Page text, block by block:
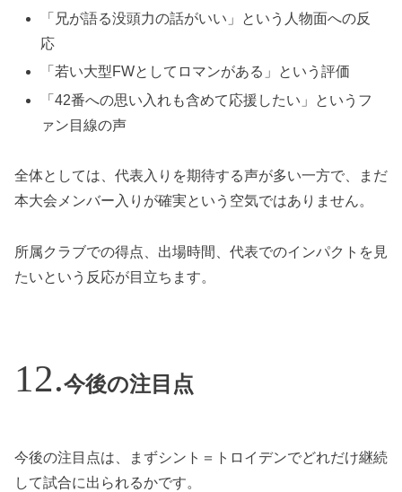
「兄が語る没頭力の話がいい」という人物面への反
応
「若い大型FWとしてロマンがある」という評価
「42番への思い入れも含めて応援したい」というフ
ァン目線の声
全体としては、代表入りを期待する声が多い一方で、まだ
本大会メンバー入りが確実という空気ではありません。
所属クラブでの得点、出場時間、代表でのインパクトを見
たいという反応が目立ちます。
今後の注目点
今後の注目点は、まずシント＝トロイデンでどれだけ継続
して試合に出られるかです。